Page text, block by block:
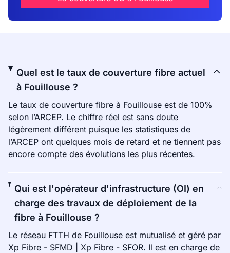
Quel est le taux de couverture fibre actuel
à Fouillouse ?
Le taux de couverture fibre à Fouillouse est de 100%
selon l’ARCEP. Le chiffre réel est sans doute
légèrement différent puisque les statistiques de
l’ARCEP ont quelques mois de retard et ne tiennent pas
encore compte des évolutions les plus récentes.
Qui est l'opérateur d'infrastructure (OI) en
charge des travaux de déploiement de la
fibre à Fouillouse ?
Le réseau FTTH de Fouillouse est mutualisé et géré par
Xp Fibre - SFMD | Xp Fibre - SFOR. Il est en charge de